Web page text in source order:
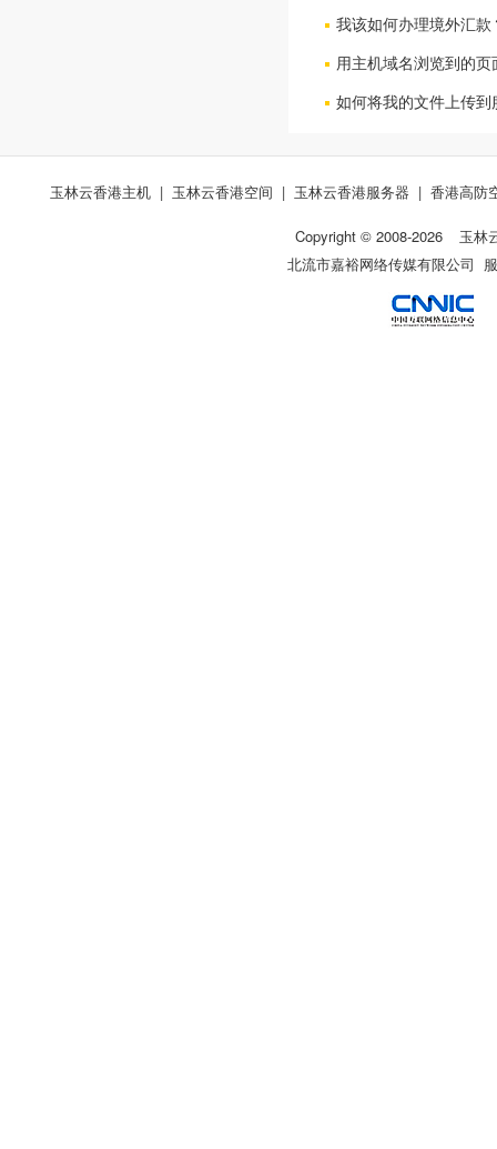
我该如何办理境外汇款
用主机域名浏览到的
如何将我的文件上传到
玉林云香港主机 | 玉林云香港空间 | 玉林云香港服务器 | 香港高防
Copyright © 2008-2026
玉林
北流市嘉裕网络传媒有限公司